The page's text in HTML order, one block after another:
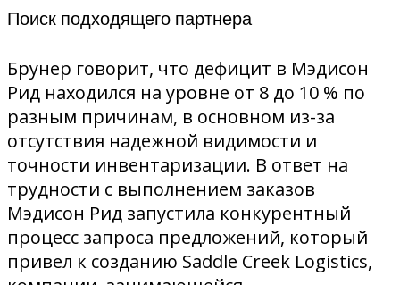
Поиск подходящего партнера
Брунер говорит, что дефицит в Мэдисон
Рид находился на уровне от 8 до 10 % по
разным причинам, в основном из-за
отсутствия надежной видимости и
точности инвентаризации. В ответ на
трудности с выполнением заказов
Мэдисон Рид запустила конкурентный
процесс запроса предложений, который
привел к созданию Saddle Creek Logistics,